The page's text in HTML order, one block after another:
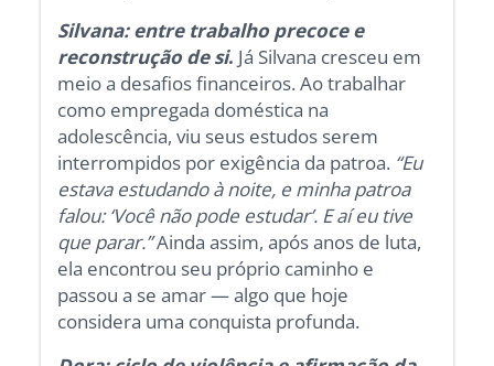
Silvana: entre trabalho precoce e
reconstrução de si. Já Silvana cresceu em
meio a desafios financeiros. Ao trabalhar
como empregada doméstica na
adolescência, viu seus estudos serem
interrompidos por exigência da patroa. “Eu
estava estudando à noite, e minha patroa
falou: ‘Você não pode estudar’. E aí eu tive
que parar.”Ainda assim, após anos de luta,
ela encontrou seu próprio caminho e
passou a se amar — algo que hoje
considera uma conquista profunda.